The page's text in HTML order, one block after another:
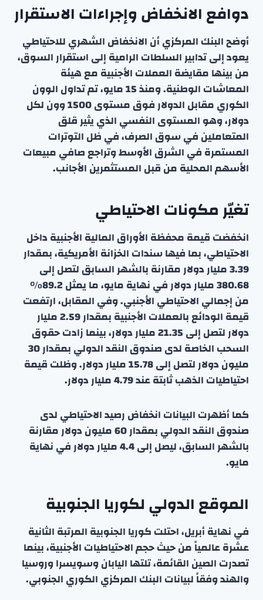
دوافع الانخفاض وإجراءات الاستقرار
أوضح البنك المركزي أن الانخفاض الشهري للاحتياطي
يعود إلى تدابير السلطات الرامية إلى استقرار السوق،
من بينها مقايضة العملات الأجنبية مع هيئة
المعاشات الوطنية. ومنذ 15 مايو، تم تداول الوون
الكوري مقابل الدولار فوق مستوى 1500 وون لكل
دولار، وهو المستوى النفسي الذي يثير قلق
المتعاملين في سوق الصرف، في ظل التوترات
المستمرة في الشرق الأوسط وتراجع صافي مبيعات
الأسهم المحلية من قبل المستثمرين الأجانب.
تغيّر مكونات الاحتياطي
انخفضت قيمة محفظة الأوراق المالية الأجنبية داخل
الاحتياطي، بما فيها سندات الخزانة الأمريكية، بمقدار
3.39 مليار دولار مقارنة بالشهر السابق لتصل إلى
380.68 مليار دولار في نهاية مايو، ما يمثل 89.2٪
من إجمالي الاحتياطي الأجنبي. وفي المقابل، ارتفعت
قيمة الودائع بالعملات الأجنبية بمقدار 2.59 مليار
دولار لتصل إلى 21.35 مليار دولار، بينما زادت حقوق
السحب الخاصة لدى صندوق النقد الدولي بمقدار 30
مليون دولار لتصل إلى 15.78 مليار دولار. وظلت قيمة
احتياطيات الذهب ثابتة عند 4.79 مليار دولار.
كما أظهرت البيانات انخفاض رصيد الاحتياطي لدى
صندوق النقد الدولي بمقدار 60 مليون دولار مقارنة
بالشهر السابق، ليصل إلى 4.4 مليار دولار في نهاية
مايو.
الموقع الدولي لكوريا الجنوبية
في نهاية أبريل، احتلت كوريا الجنوبية المرتبة الثانية
عشرة عالمياً من حيث حجم الاحتياطيات الأجنبية، بينما
تصدرت الصين القائمة، تلتها اليابان وسويسرا وروسيا
والهند وفقاً لبيانات البنك المركزي الكوري الجنوبي.